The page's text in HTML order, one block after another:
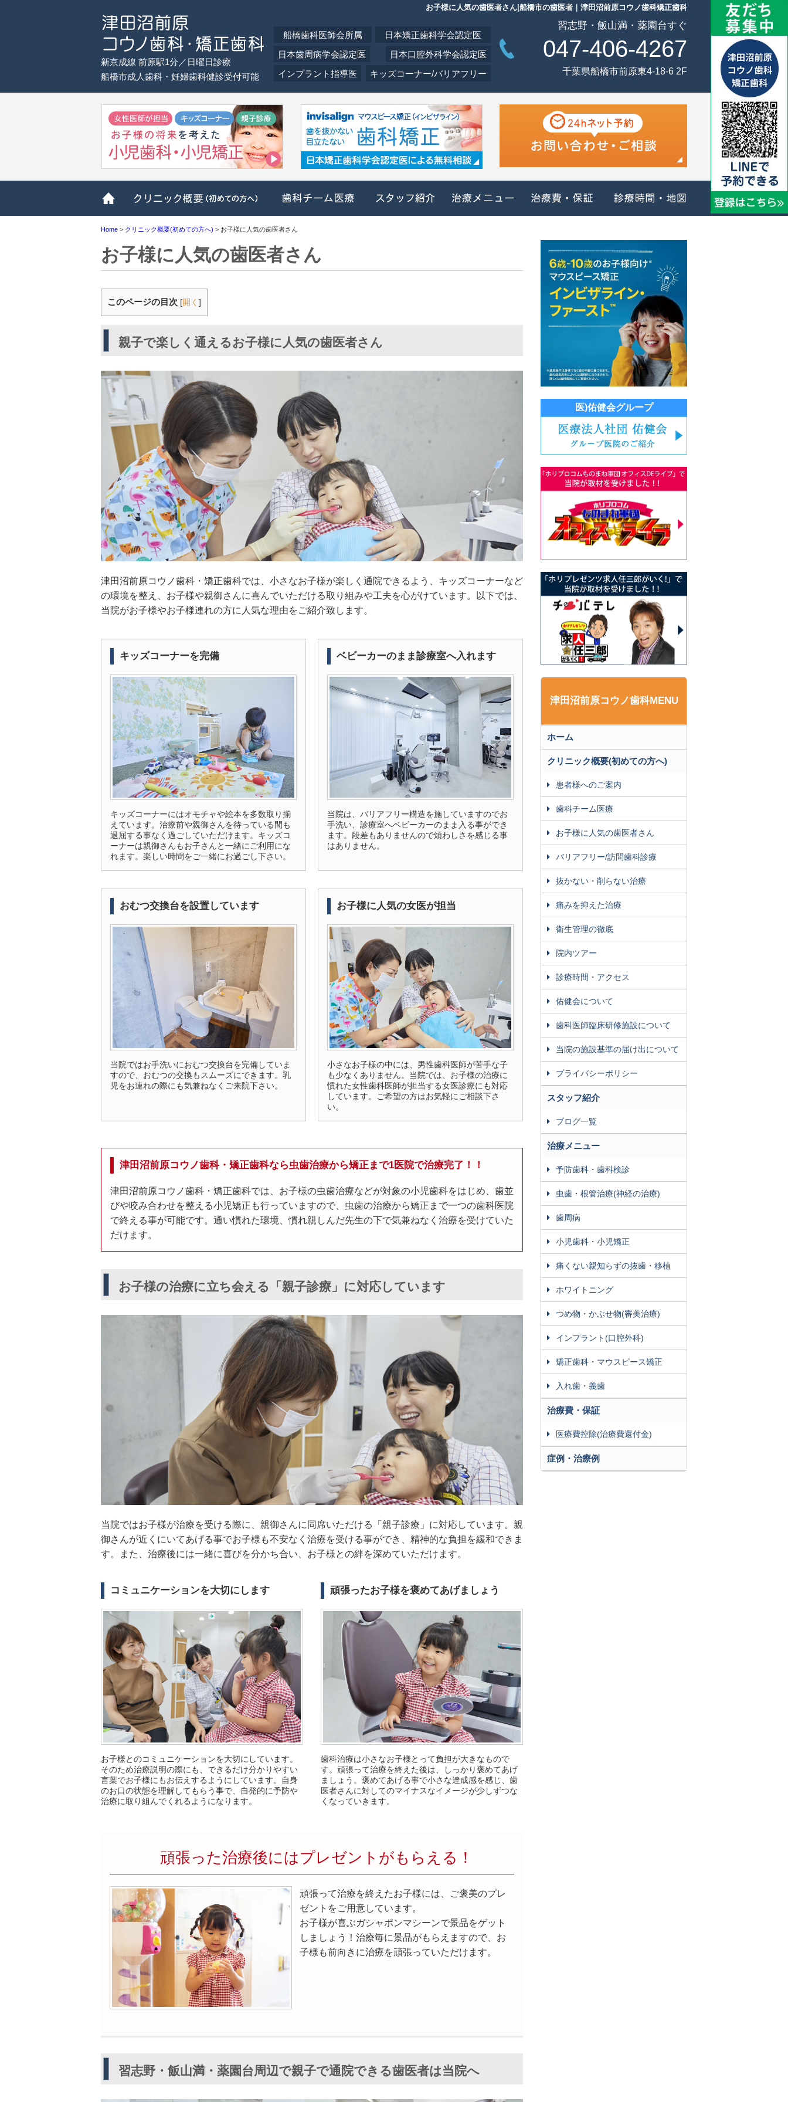
お子様に人気の歯医者さん|船橋市の歯医者｜津田沼前原コウノ歯科矯正歯科
新京成線 前原駅1分／日曜日診療
船橋市成人歯科・妊婦歯科健診受付可能
船橋歯科医師会所属
日本矯正歯科学会認定医
日本歯周病学会認定医
日本口腔外科学会認定医
インプラント指導医
キッズコーナー/バリアフリー
習志野・飯山満・薬園台すぐ
047-406-4267
千葉県船橋市前原東4-18-6 2F
ホーム クリニック概要(初めての方へ)歯科チーム医療 スタッフ紹介 治療メニュー 治療費・保証 診療時間・地図
Home > クリニック概要(初めての方へ) > お子様に人気の歯医者さん
お子様に人気の歯医者さん
このページの目次 [開く ]
親子で楽しく通えるお子様に人気の歯医者さん
津田沼前原コウノ歯科・矯正歯科では、小さなお子様が楽しく通院できるよう、キッズコーナーなど
の環境を整え、お子様や親御さんに喜んでいただける取り組みや工夫を心がけています。以下では、
当院がお子様やお子様連れの方に人気な理由をご紹介致します。
キッズコーナーを完備
キッズコーナーにはオモチャや絵本を多数取り揃
えています。治療前や親御さんを待っている間も
退屈する事なく過ごしていただけます。キッズコ
ーナーは親御さんもお子さんと一緒にご利用にな
れます。楽しい時間をご一緒にお過ごし下さい。
ベビーカーのまま診療室へ入れます
当院は、バリアフリー構造を施していますのでお
手洗い、診療室へベビーカーのまま入る事ができ
ます。段差もありませんので煩わしさを感じる事
はありません。
おむつ交換台を設置しています
当院ではお手洗いにおむつ交換台を完備していま
すので、おむつの交換もスムーズにできます。乳
児をお連れの際にも気兼ねなくご来院下さい。
お子様に人気の女医が担当
小さなお子様の中には、男性歯科医師が苦手な子
も少なくありません。当院では、お子様の治療に
慣れた女性歯科医師が担当する女医診療にも対応
しています。ご希望の方はお気軽にご相談下さ
い。
津田沼前原コウノ歯科・矯正歯科なら虫歯治療から矯正まで1医院で治療完了！！
津田沼前原コウノ歯科・矯正歯科では、お子様の虫歯治療などが対象の小児歯科をはじめ、歯並
びや咬み合わせを整える小児矯正も行っていますので、虫歯の治療から矯正まで一つの歯科医院
で終える事が可能です。通い慣れた環境、慣れ親しんだ先生の下で気兼ねなく治療を受けていた
だけます。
お子様の治療に立ち会える「親子診療」に対応しています
当院ではお子様が治療を受ける際に、親御さんに同席いただける「親子診療」に対応しています。親
御さんが近くにいてあげる事でお子様も不安なく治療を受ける事ができ、精神的な負担を緩和できま
す。また、治療後には一緒に喜びを分かち合い、お子様との絆を深めていただけます。
コミュニケーションを大切にします
お子様とのコミュニケーションを大切にしています。
そのため治療説明の際にも、できるだけ分かりやすい
言葉でお子様にもお伝えするようにしています。自身
のお口の状態を理解してもらう事で、自発的に予防や
治療に取り組んでくれるようになります。
頑張ったお子様を褒めてあげましょう
歯科治療は小さなお子様とって負担が大きなもので
す。頑張って治療を終えた後は、しっかり褒めてあげ
ましょう。褒めてあげる事で小さな達成感を感じ、歯
医者さんに対してのマイナスなイメージが少しずつな
くなっていきます。
頑張った治療後にはプレゼントがもらえる！
頑張って治療を終えたお子様には、ご褒美のプレ
ゼントをご用意しています。
お子様が喜ぶガシャポンマシーンで景品をゲット
しましょう！治療毎に景品がもらえますので、お
子様も前向きに治療を頑張っていただけます。
習志野・飯山満・薬園台周辺で親子で通院できる歯医者は当院へ
医)佑健会グループ
津田沼前原コウノ歯科MENU
ホーム
クリニック概要(初めての方へ)
患者様へのご案内
歯科チーム医療
お子様に人気の歯医者さん
バリアフリー/訪問歯科診療
抜かない・削らない治療
痛みを抑えた治療
衛生管理の徹底
院内ツアー
診療時間・アクセス
佑健会について
歯科医師臨床研修施設について
当院の施設基準の届け出について
プライバシーポリシー
スタッフ紹介
ブログ一覧
治療メニュー
予防歯科・歯科検診
虫歯・根管治療(神経の治療)
歯周病
小児歯科・小児矯正
痛くない親知らずの抜歯・移植
ホワイトニング
つめ物・かぶせ物(審美治療)
インプラント(口腔外科)
矯正歯科・マウスピース矯正
入れ歯・義歯
治療費・保証
医療費控除(治療費還付金)
症例・治療例